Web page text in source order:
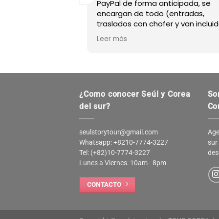
Argentina.
PayPal de forma anticipada, se
encargan de todo (entradas,
traslados con chofer y van
etc) tienen guías con amplio
conocimiento sobre Seúl, como
armar tu propio plan que se
Leer más
¿Como conocer Seúl y Corea
del sur?
seulstorytour@gmail.com
Whatsapp: +8210-7774-3227
Tel: (+82)10-7774-3227
Lunes a Viernes: 10am - 8pm
CONTACTO